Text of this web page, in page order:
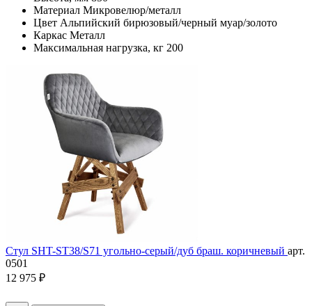
Материал Микровелюр/металл
Цвет Альпийский бирюзовый/черный муар/золото
Каркас Металл
Максимальная нагрузка, кг 200
Стул SHT-ST38/S71 угольно-серый/дуб браш. коричневый арт.
0501
12 975 ₽